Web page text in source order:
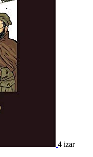
4 izar